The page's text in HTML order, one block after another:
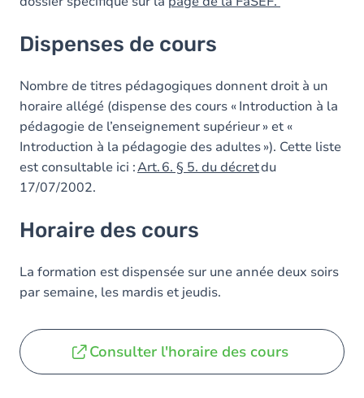
Dispenses de cours
Nombre de titres pédagogiques donnent droit à un
horaire allégé (dispense des cours « Introduction à la
pédagogie de l’enseignement supérieur » et «
Introduction à la pédagogie des adultes »). Cette liste
est consultable ici :Art. 6. § 5. du décretdu
17/07/2002.
Horaire des cours
La formation est dispensée sur une année deux soirs
par semaine, les mardis et jeudis.
Consulter l'horaire des cours